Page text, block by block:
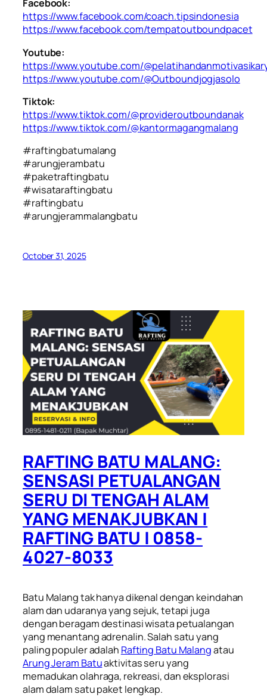
Facebook:
https://www.facebook.com/coach.tipsindonesia
https://www.facebook.com/tempatoutboundpacet
Youtube:
https://www.youtube.com/
https://www.youtube.com/@Outboundjogjasolo
Tiktok:
https://www.tiktok.com/@provideroutboundanak
https://www.tiktok.com/@kantormagangmalang
#raftingbatumalang
#arungjerambatu
#paketraftingbatu
#wisataraftingbatu
#raftingbatu
#arungjerammalangbatu
October 31, 2025
RAFTING BATU MALANG:
SENSASI PETUALANGAN
SERU DI TENGAH ALAM
YANG MENAKJUBKAN |
RAFTING BATU | 0858-
4027-8033
Batu Malang tak hanya dikenal dengan keindahan
alam dan udaranya yang sejuk, tetapi juga
dengan beragam destinasi wisata petualangan
yang menantang adrenalin. Salah satu yang
paling populer adalah Rafting Batu Malangatau
Arung Jeram Batuaktivitas seru yang
memadukan olahraga, rekreasi, dan eksplorasi
alam dalam satu paket lengkap.